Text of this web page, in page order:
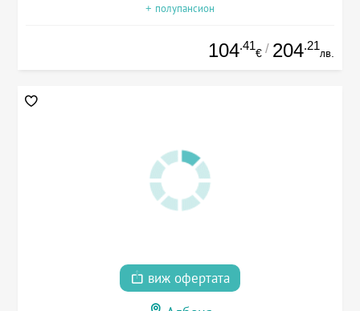
+ полупансион
104.41
€ / 204.21
лв.
виж офертата